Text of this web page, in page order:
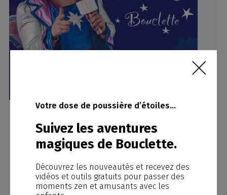
Votre dose de poussière d’étoiles…
Suivez les aventures
magiques de Bouclette.
Découvrez les nouveautés et recevez des
vidéos et outils gratuits pour passer des
moments zen et amusants avec les
Un spectacle festif!
Bouclette raconte ses aventures rocambolesques
aux enfants et découvre des bagages égarés... On
dirait les éléments de son émission préférée...
Avec l'aide des enfants elle devient l'animatrice
vedette d'un quizdrôle et original qui fera